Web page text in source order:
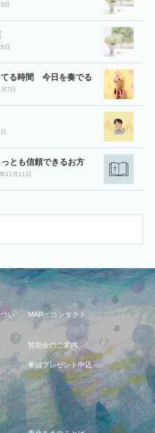
日
日
てる時間 今日を奏でる
7日
とも信頼できるお方
11月11日
い
MAP・コンタクト
賛助会のご案内
番組プレゼント申込